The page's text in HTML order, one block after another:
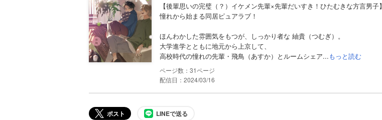
【後輩思いの完璧（？）イケメン先輩×先輩だいすき！ひたむきな方言男子】
憧れから始まる同居ピュアラブ！
ほんわかした雰囲気をもつが、しっかり者な 紬貴（つむぎ）。
大学進学とともに地元から上京して、
高校時代の憧れの先輩・飛鳥（あすか）とルームシェア...もっと読む
31
配信日：2024/03/16
ポスト LINEで送る